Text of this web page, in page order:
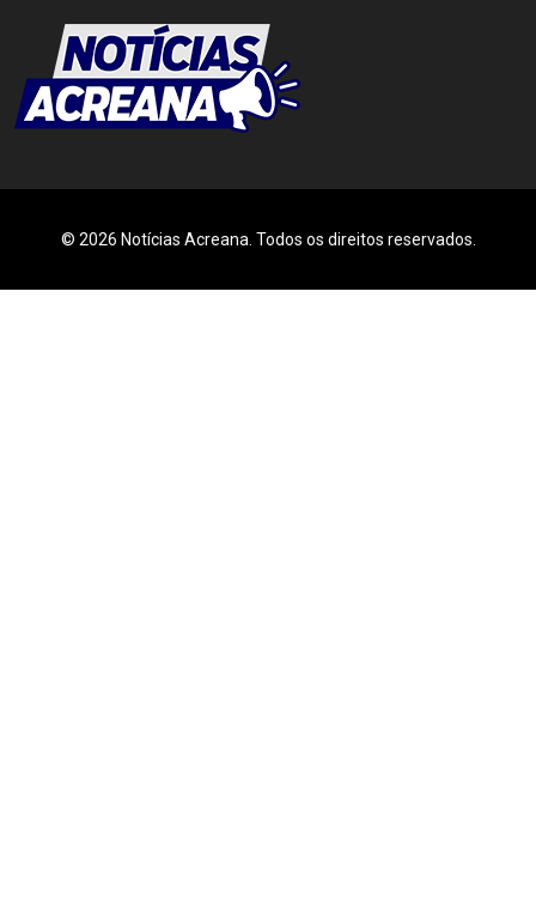
© 2026 Notícias Acreana. Todos os direitos reservados.